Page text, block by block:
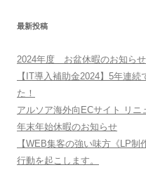
最新投稿
2024年度 お盆休暇のお知らせ
【IT導入補助金2024】5年連
た！
アルソア海外向ECサイト リニ
年末年始休暇のお知らせ
【WEB集客の強い味方《LP制
行動を起こします。